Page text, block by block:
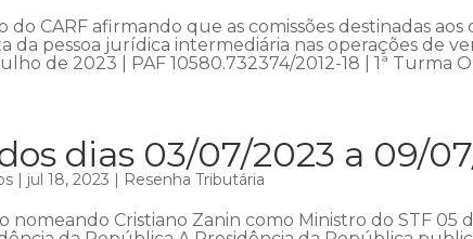
do CARF afirmando que as comissões destinadas
da pessoa jurídica intermediária nas operações de
de 2023 | PAF 10580.732374/2012-18 | 1ª Turma
dias 03/07/2023 a 09/
| jul 18, 2023 | Resenha Tributária
nomeando Cristiano Zanin como Ministro do STF 05